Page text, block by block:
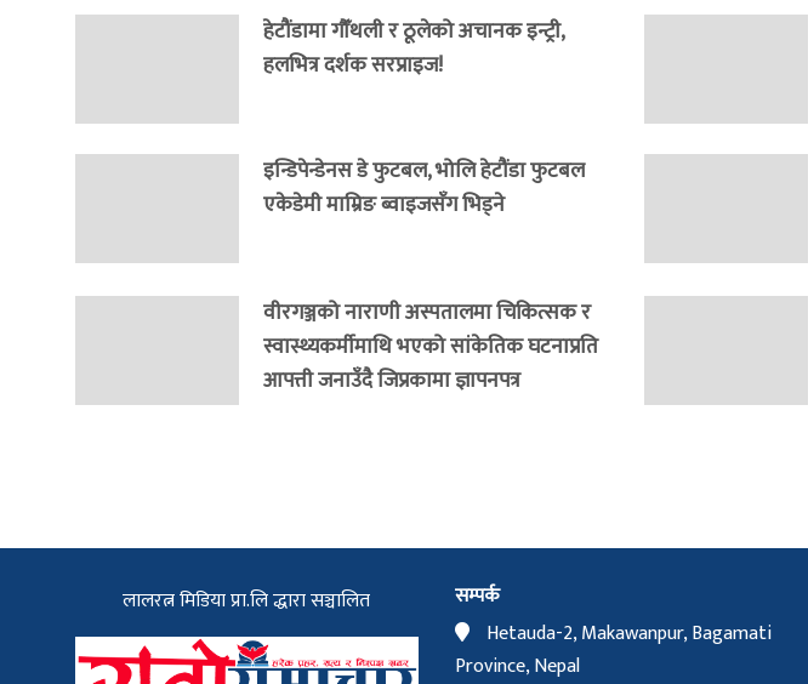
हेटौंडामा गौँथली र ठूलेको अचानक इन्ट्री,
हलभित्र दर्शक सरप्राइज!
इन्डिपेन्डेनस डे फुटबल, भोलि हेटौंडा फुटबल
एकेडेमी माम्रिङ ब्वाइजसँग भिड्ने
वीरगञ्जको नाराणी अस्पतालमा चिकित्सक र
स्वास्थ्यकर्मीमाथि भएको सांकेतिक घटनाप्रति
आपत्ती जनाउँदै जिप्रकामा ज्ञापनपत्र
लालरत्न मिडिया प्रा.लि द्धारा सञ्चालित
सम्पर्क
Hetauda-2, Makawanpur, Bagamati
Province, Nepal